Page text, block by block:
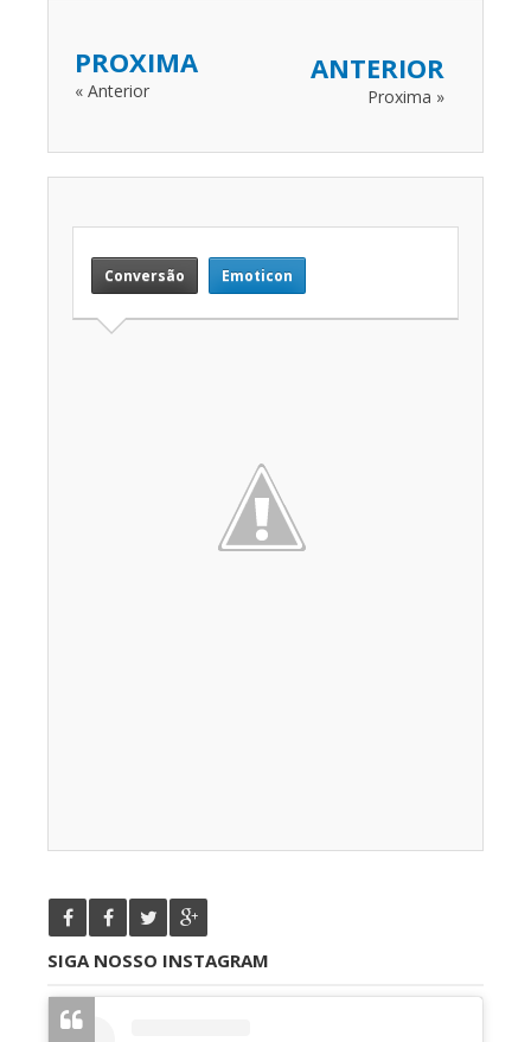
PROXIMA
« Anterior
ANTERIOR
Proxima »
Conversão Emoticon
SIGA NOSSO INSTAGRAM